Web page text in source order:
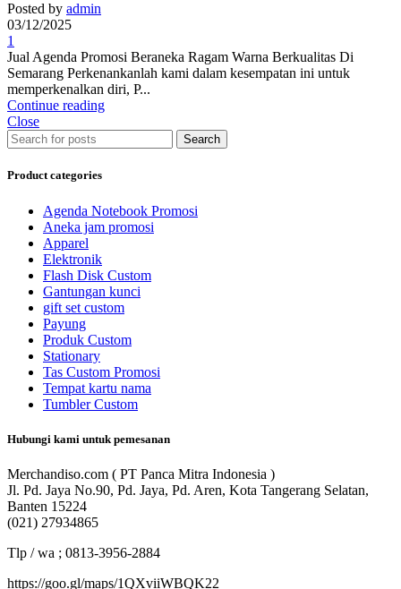
Posted by admin
03/12/2025
1
Jual Agenda Promosi Beraneka Ragam Warna Berkualitas Di
Semarang Perkenankanlah kami dalam kesempatan ini untuk
memperkenalkan diri, P...
Continue reading
Close
Search
Product categories
Agenda Notebook Promosi
Aneka jam promosi
Apparel
Elektronik
Flash Disk Custom
Gantungan kunci
gift set custom
Payung
Produk Custom
Stationary
Tas Custom Promosi
Tempat kartu nama
Tumbler Custom
Hubungi kami untuk pemesanan
Merchandiso.com ( PT Panca Mitra Indonesia )
Jl. Pd. Jaya No.90, Pd. Jaya, Pd. Aren, Kota Tangerang Selatan,
Banten 15224
(021) 27934865
Tlp / wa ; 0813-3956-2884
https://goo.gl/maps/1QXviiWBQK22